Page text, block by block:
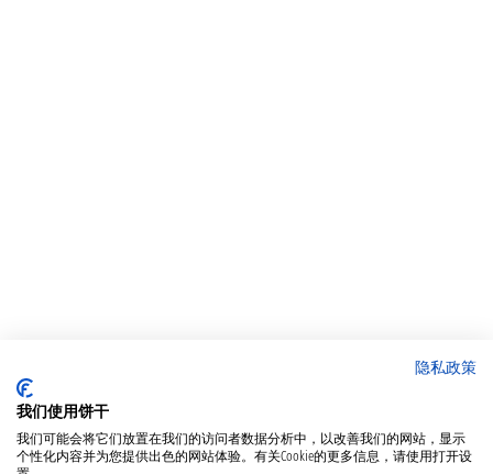
隐私政策
我们使用饼干
我们可能会将它们放置在我们的访问者数据分析中，以改善我们的网站，显示
个性化内容并为您提供出色的网站体验。有关Cookie的更多信息，请使用打开设